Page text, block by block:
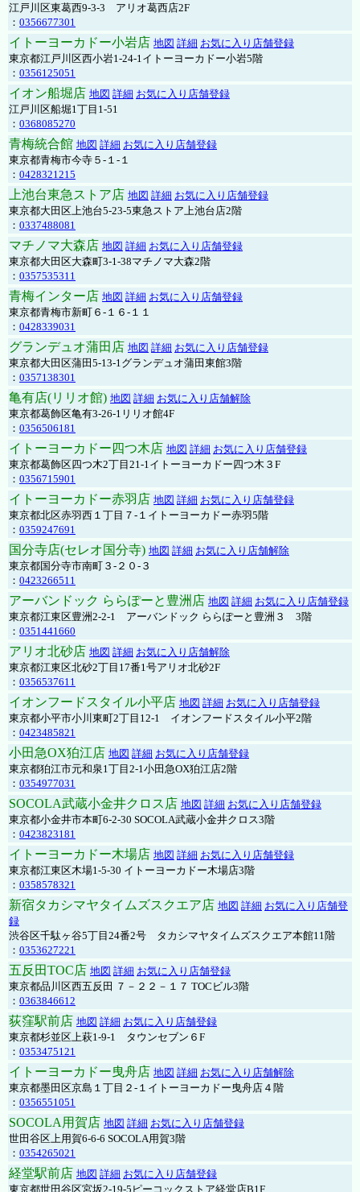
江戸川区東葛西9-3-3 アリオ葛西店2F
： 0356677301
イトーヨーカドー小岩店 地図 詳細 お気に入り店舗登録
東京都江戸川区西小岩1-24-1イトーヨーカドー小岩5階
： 0356125051
イオン船堀店 地図 詳細 お気に入り店舗登録
江戸川区船堀1丁目1-51
： 0368085270
青梅統合館 地図 詳細 お気に入り店舗登録
東京都青梅市今寺５-１-１
： 0428321215
上池台東急ストア店 地図 詳細 お気に入り店舗登録
東京都大田区上池台5-23-5東急ストア上池台店2階
： 0337488081
マチノマ大森店 地図 詳細 お気に入り店舗登録
東京都大田区大森町3-1-38マチノマ大森2階
： 0357535311
青梅インター店 地図 詳細 お気に入り店舗登録
東京都青梅市新町６-１６-１１
： 0428339031
グランデュオ蒲田店 地図 詳細 お気に入り店舗登録
東京都大田区蒲田5-13-1グランデュオ蒲田東館3階
： 0357138301
亀有店(リリオ館) 地図 詳細 お気に入り店舗解除
東京都葛飾区亀有3-26-1リリオ館4F
： 0356506181
イトーヨーカドー四つ木店 地図 詳細 お気に入り店舗登録
東京都葛飾区四つ木2丁目21-1イトーヨーカドー四つ木３F
： 0356715901
イトーヨーカドー赤羽店 地図 詳細 お気に入り店舗登録
東京都北区赤羽西１丁目７-１イトーヨーカドー赤羽5階
： 0359247691
国分寺店(セレオ国分寺) 地図 詳細 お気に入り店舗解除
東京都国分寺市南町３-２０-３
： 0423266511
アーバンドック ららぽーと豊洲店 地図 詳細 お気に入り店舗登録
東京都江東区豊洲2-2-1 アーバンドック ららぽーと豊洲３ 3階
： 0351441660
アリオ北砂店 地図 詳細 お気に入り店舗解除
東京都江東区北砂2丁目17番1号アリオ北砂2F
： 0356537611
イオンフードスタイル小平店 地図 詳細 お気に入り店舗登録
東京都小平市小川東町2丁目12-1 イオンフードスタイル小平2階
： 0423485821
小田急OX狛江店 地図 詳細 お気に入り店舗登録
東京都狛江市元和泉1丁目2-1小田急OX狛江店2階
： 0354977031
SOCOLA武蔵小金井クロス店 地図 詳細 お気に入り店舗登録
東京都小金井市本町6-2-30 SOCOLA武蔵小金井クロス3階
： 0423823181
イトーヨーカドー木場店 地図 詳細 お気に入り店舗登録
東京都江東区木場1-5-30 イトーヨーカドー木場店3階
： 0358578321
新宿タカシマヤタイムズスクエア店 地図 詳細 お気に入り店舗登
録
渋谷区千駄ヶ谷5丁目24番2号 タカシマヤタイムズスクエア本館11階
： 0353627221
五反田TOC店 地図 詳細 お気に入り店舗登録
東京都品川区西五反田 ７－２２－１７ TOCビル3階
： 0363846612
荻窪駅前店 地図 詳細 お気に入り店舗登録
東京都杉並区上萩1-9-1 タウンセブン６F
： 0353475121
イトーヨーカドー曳舟店 地図 詳細 お気に入り店舗解除
東京都墨田区京島１丁目２-１イトーヨーカドー曳舟店４階
： 0356551051
SOCOLA用賀店 地図 詳細 お気に入り店舗登録
世田谷区上用賀6-6-6 SOCOLA用賀3階
： 0354265021
経堂駅前店 地図 詳細 お気に入り店舗登録
東京都世田谷区宮坂2-19-5ピーコックストア経堂店B1F